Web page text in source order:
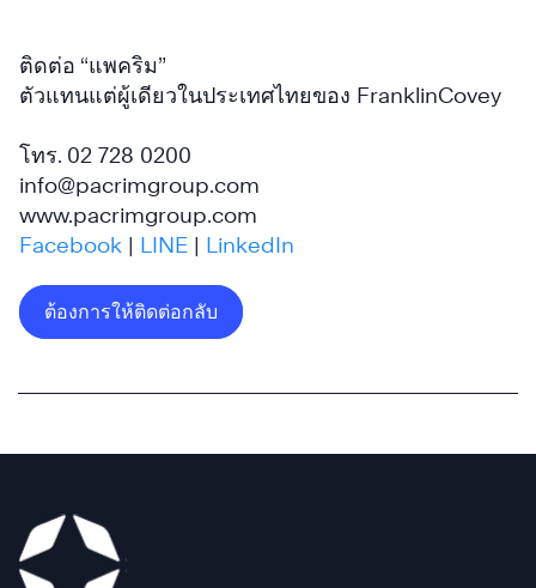
ติดต่อ “แพคริม”
ตัวแทนแต่ผู้เดียวในประเทศไทยของ FranklinCovey
โทร. 02 728 0200
info@pacrimgroup.com
www.pacrimgroup.com
Facebook | LINE | LinkedIn
ต้องการให้ติดต่อกลับ